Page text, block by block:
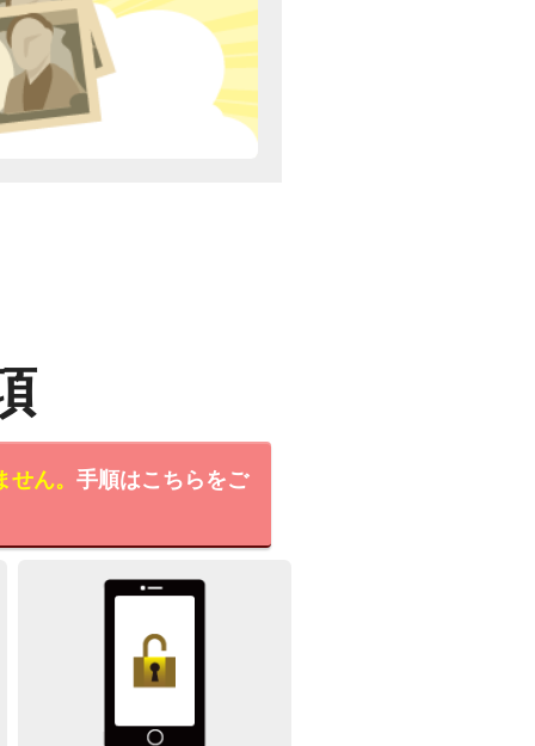
ん。 手順はこちらをご